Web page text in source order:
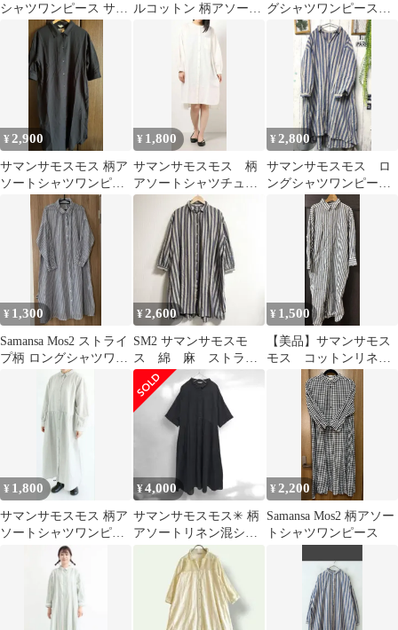
シャツワンピース サマ
ンサモスモス シャツ ワ
ンピース
ルコットン 柄アソート
シャツワンピース チェ
グシャツワンピース
Free size
¥ 2,900
サマンサモスモス 柄ア
ソートシャツワンピー
ス ブラック
¥ 1,800
サマンサモスモス 柄
アソートシャツチュニ
ック ワンピース
¥ 2,800
サマンサモスモス ロ
ングシャツワンピー
ス ストライプ
¥ 1,300
Samansa Mos2 ストライ
プ柄 ロングシャツワン
ピース 長袖 Free
¥2,600
SM2 サマンサモスモ
ス 綿 麻 ストライ
プ シャツワンピース ロ
ング丈
¥ 1,500
【美品】サマンサモス
モス コットンリネン
ロングシャツワンピー
ス ストライプ青
¥ 1,800
サマンサモスモス 柄ア
ソートシャツワンピー
¥4,000
サマンサモスモス✳︎ 柄
アソートリネン混シャ
ツワンピース
¥2,200
Samansa Mos2 柄アソー
トシャツワンピース